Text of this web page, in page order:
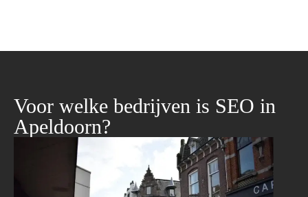
Voor welke bedrijven is SEO in
Apeldoorn?